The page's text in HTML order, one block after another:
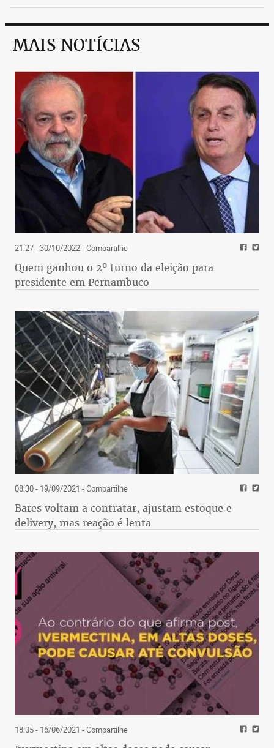
MAIS NOTÍCIAS
21:27 - 30/10/2022- Compartilhe
Quem ganhou o 2º turno da eleição para
presidente em Pernambuco
08:30 - 19/09/2021 - Compartilhe
Bares voltam a contratar, ajustam estoque e
delivery, mas reação é lenta
18:05 - 16/06/2021 - Compartilhe